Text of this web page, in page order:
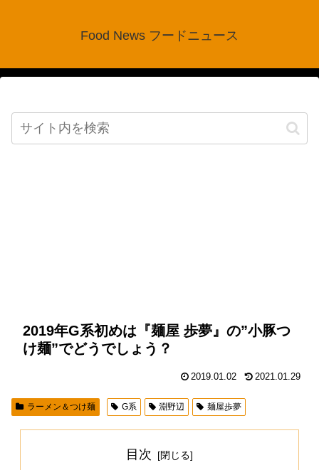
Food News フードニュース
2019年G系初めは『麺屋 歩夢』の”小豚つ
け麺”でどうでしょう？
2019.01.02 2021.01.29
ラーメン＆つけ麺 G系 淵野辺 麺屋歩夢
目次